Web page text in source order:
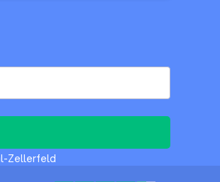
Zellerfeld